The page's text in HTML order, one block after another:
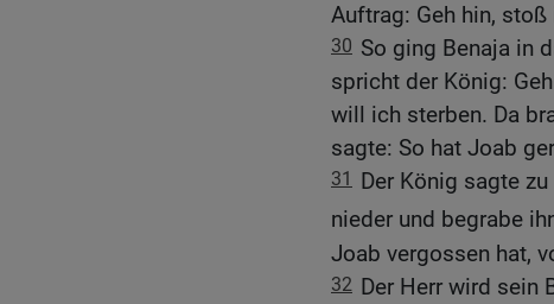
Auftrag: Geh hin, stoß
30 So ging Benaja in
spricht der König:
will ich sterben. Da
sagte: So hat Joab
31
Der König sagte
nieder und begrabe
Joab vergossen hat,
32 Der Herr wird sein